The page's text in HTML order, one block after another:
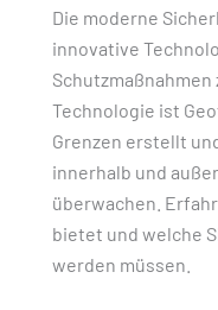
Die moderne
innovative
Technologie ist
Grenzen erstellt
innerhalb und
überwachen.
bietet und welche
werden müssen.
und
welche
Sicherheitsaspekte
beachtet
werden
müssen